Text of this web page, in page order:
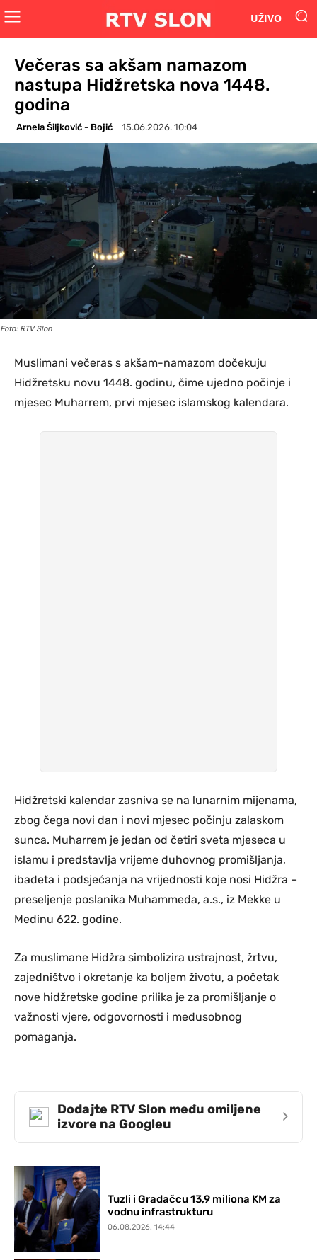
UŽIVO
Večeras sa akšam namazom
nastupa Hidžretska nova 1448.
godina
Arnela Šiljković - Bojić 15.06.2026. 10:04
Foto: RTV Slon
Muslimani večeras s akšam-namazom dočekuju
Hidžretsku novu 1448. godinu, čime ujedno počinje i
mjesec Muharrem, prvi mjesec islamskog kalendara.
Hidžretski kalendar zasniva se na lunarnim mijenama,
zbog čega novi dan i novi mjesec počinju zalaskom
sunca. Muharrem je jedan od četiri sveta mjeseca u
islamu i predstavlja vrijeme duhovnog promišljanja,
ibadeta i podsjećanja na vrijednosti koje nosi Hidžra –
preseljenje poslanika Muhammeda, a.s., iz Mekke u
Medinu 622. godine.
Za muslimane Hidžra simbolizira ustrajnost, žrtvu,
zajedništvo i okretanje ka boljem životu, a početak
nove hidžretske godine prilika je za promišljanje o
važnosti vjere, odgovornosti i međusobnog
pomaganja.
Dodajte RTV Slon među omiljene
izvore na Googleu
›
Tuzli i Gradačcu 13,9 miliona KM za
vodnu infrastrukturu
06.08.2026. 14:44